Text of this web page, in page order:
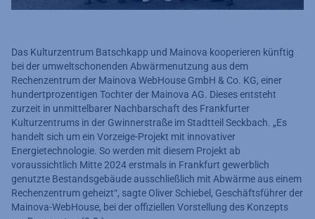
Das Kulturzentrum Batschkapp und Mainova kooperieren künftig
bei der umweltschonenden Abwärmenutzung aus dem
Rechenzentrum der Mainova WebHouse GmbH & Co. KG, einer
hundertprozentigen Tochter der Mainova AG. Dieses entsteht
zurzeit in unmittelbarer Nachbarschaft des Frankfurter
Kulturzentrums in der Gwinnerstraße im Stadtteil Seckbach. „Es
handelt sich um ein Vorzeige-Projekt mit innovativer
Energietechnologie. So werden mit diesem Projekt ab
voraussichtlich Mitte 2024 erstmals in Frankfurt gewerblich
genutzte Bestandsgebäude ausschließlich mit Abwärme aus einem
Rechenzentrum geheizt“, sagte Oliver Schiebel, Geschäftsführer der
Mainova-WebHouse, bei der offiziellen Vorstellung des Konzepts